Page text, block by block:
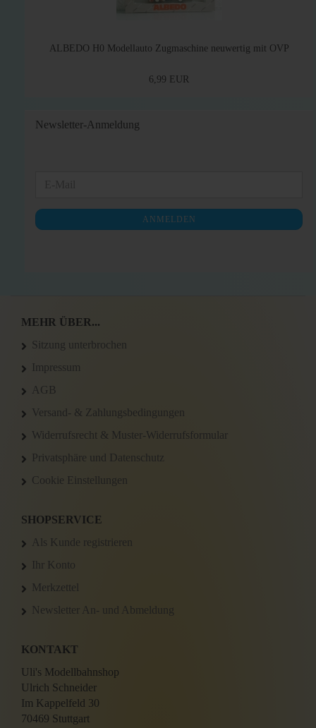
ALBEDO H0 Modellauto Zugmaschine neuwertig mit OVP
6,99 EUR
Newsletter-Anmeldung
NEWSLETTER-
ANMELDUNG
ANMELDEN
MEHR ÜBER...
Sitzung unterbrochen
Impressum
AGB
Versand- & Zahlungsbedingungen
Widerrufsrecht & Muster-Widerrufsformular
Privatsphäre und Datenschutz
Cookie Einstellungen
SHOPSERVICE
Als Kunde registrieren
Ihr Konto
Merkzettel
Newsletter An- und Abmeldung
KONTAKT
Uli's Modellbahnshop
Ulrich Schneider
Im Kappelfeld 30
70469 Stuttgart